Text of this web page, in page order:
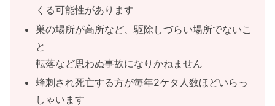
くる可能性があります
巣の場所が高所など、駆除しづらい場所でないこ
と
転落など思わぬ事故になりかねません
蜂刺され死亡する方が毎年2ケタ人数ほどいらっ
しゃいます